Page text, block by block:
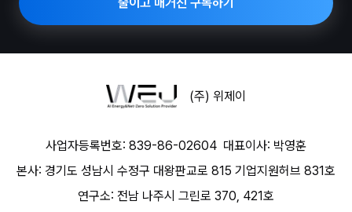
(주) 위제이
사업자등록번호: 839-86-02604 대표이사: 박영훈
본사: 경기도 성남시 수정구 대왕판교로 815 기업지원허브 831호
연구소: 전남 나주시 그린로 370, 421호